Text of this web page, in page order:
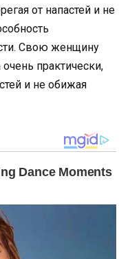
от напастей и не
Свою женщину
практически,
и не обижая